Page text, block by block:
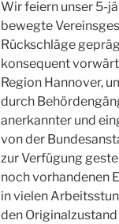
Wir feiern unser 5-
bewegte
Rückschläge
konsequent
Region Hannover,
durch
anerkannter und
von der
zur Verfügung
noch vorhandenen
in vielen
den